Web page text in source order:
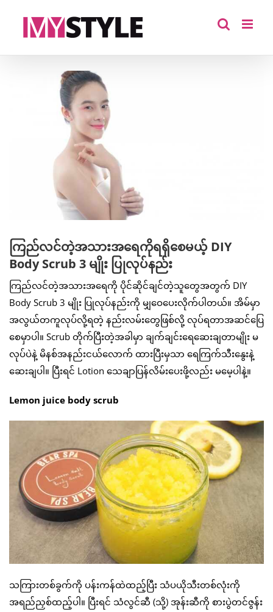
ကြည်လင်တဲ့အသားအရေကိုရရှိစေမယ့် DIY
Body Scrub 3 မျိုး ပြုလုပ်နည်း
ကြည်လင်တဲ့အသားအရေကို ပိုင်ဆိုင်ချင်တဲ့သူတွေအတွက် DIY
Body Scrub 3 မျိုး ပြုလုပ်နည်းကို မျှဝေပေးလိုက်ပါတယ်။ အိမ်မှာ
အလွယ်တကူလုပ်လို့ရတဲ့ နည်းလမ်းတွေဖြစ်လို့ လုပ်ရတာအဆင်ပြေ
စေမှာပါ။ Scrub တိုက်ပြီးတဲ့အခါမှာ ချက်ချင်းရေဆေးချတာမျိုး မ
လုပ်ပဲနဲ့ မိနစ်အနည်းငယ်လောက် ထားပြီးမှသာ ရေကြက်သီးနွေးနဲ့
ဆေးချပါ။ ပြီးရင် Lotion သေချာပြန်လိမ်းပေးဖို့လည်း မမေ့ပါနဲ့။
Lemon juice body scrub
သကြားတစ်ခွက်ကို ပန်းကန်ထဲထည့်ပြီး သံပယိုသီးတစ်လုံးကို
အရည်ညှစ်ထည့်ပါ။ ပြီးရင် သံလွင်ဆီ (သို့) အုန်းဆီကို စားပွဲတင်ဇွန်း